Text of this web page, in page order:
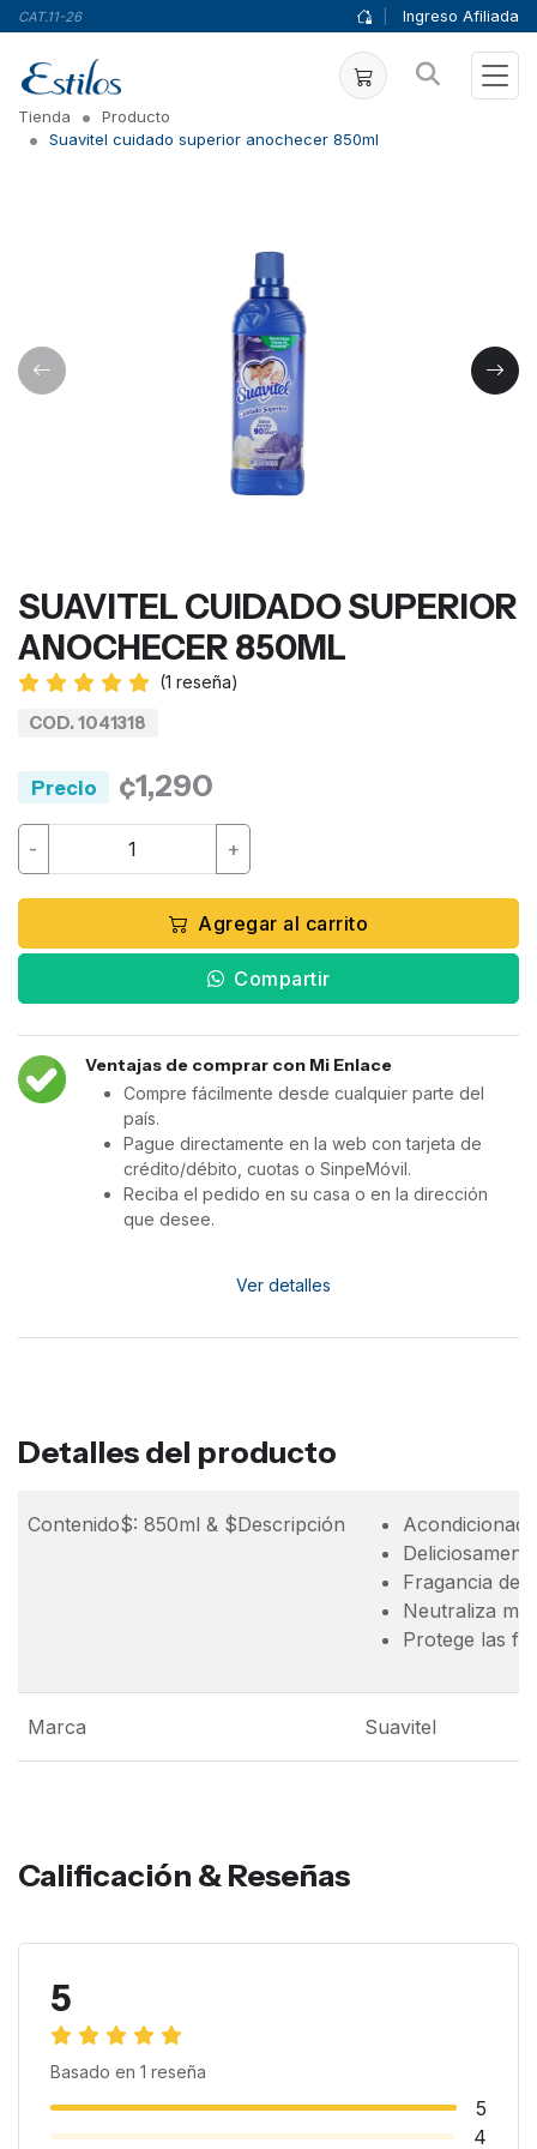
CAT.11-26 Ingreso Afiliada
Tienda
Producto
Suavitel cuidado superior anochecer 850ml
SUAVITEL CUIDADO SUPERIOR
ANOCHECER 850ML
(1 reseña)
COD. 1041318
Precio ¢1,290
- +
Agregar al carrito
Compartir
Ventajas de comprar con Mi Enlace
Compre fácilmente desde cualquier parte del
país.
Pague directamente en la web con tarjeta de
crédito/débito, cuotas o SinpeMóvil.
Reciba el pedido en su casa o en la dirección
que desee.
Ver detalles
Detalles del producto
Contenido$: 850ml & $Descripción
Fragancia
Neutraliza
Protege las
Marca Suavitel
Calificación & Reseñas
5
Basado en 1 reseña
5
4